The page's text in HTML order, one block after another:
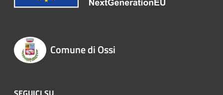
Comune di Ossi